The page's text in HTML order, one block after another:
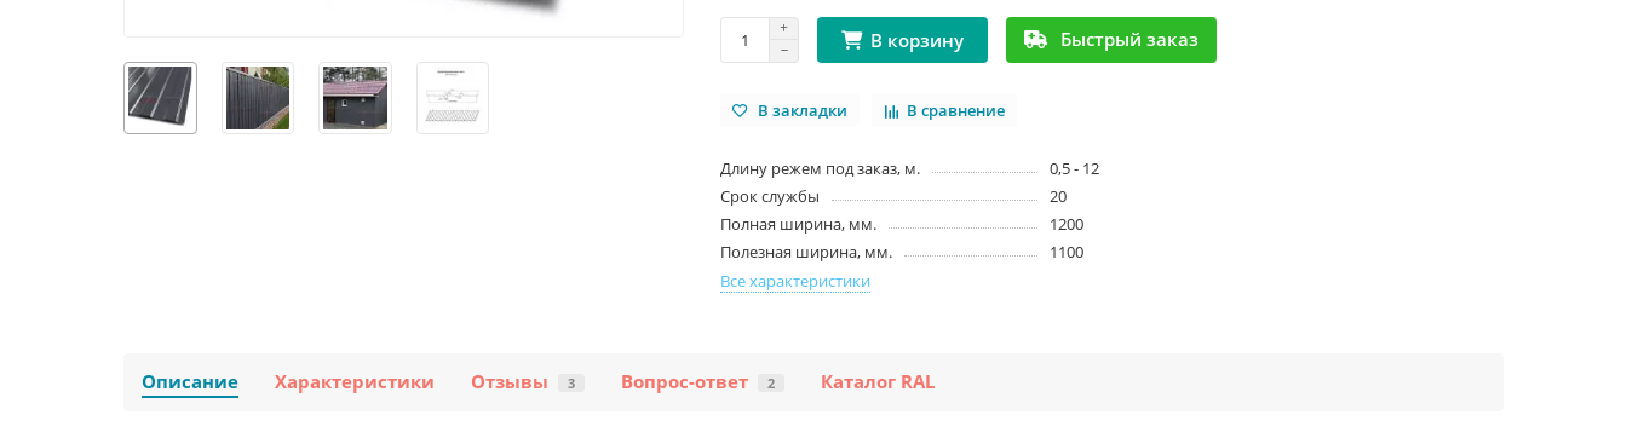
В корзину Быстрый заказ
В закладки В сравнение
Длину режем под заказ, м.
0,5 - 12
Срок службы
20
Полная ширина, мм.
1200
Полезная ширина, мм.
1100
Все характеристики
Описание Характеристики Отзывы 3 Вопрос-ответ 2 Каталог RAL